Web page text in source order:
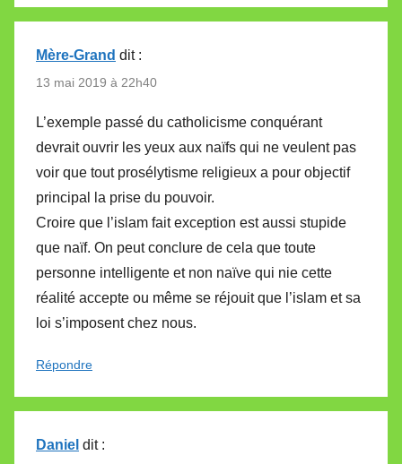
Mère-Grand dit :
13 mai 2019 à 22h40
L’exemple passé du catholicisme conquérant
devrait ouvrir les yeux aux naïfs qui ne veulent pas
voir que tout prosélytisme religieux a pour objectif
principal la prise du pouvoir.
Croire que l’islam fait exception est aussi stupide
que naïf. On peut conclure de cela que toute
personne intelligente et non naïve qui nie cette
réalité accepte ou même se réjouit que l’islam et sa
loi s’imposent chez nous.
Répondre
Daniel dit :